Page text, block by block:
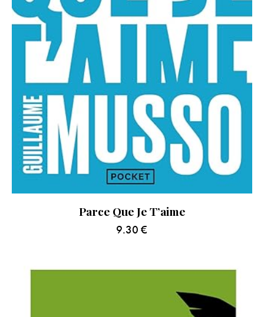
Parce Que Je T’aime
9.30 €